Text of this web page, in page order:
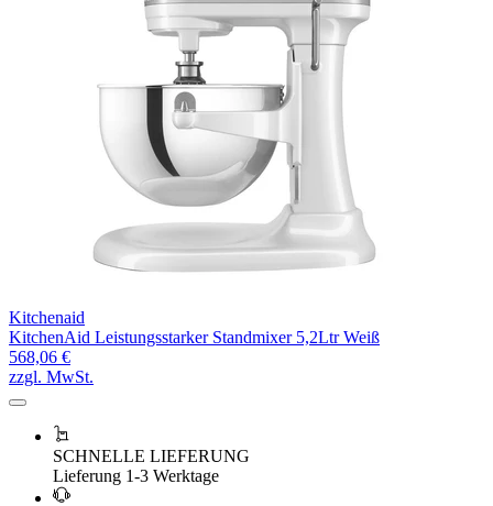
Kitchenaid
KitchenAid Leistungsstarker Standmixer 5,2Ltr Weiß
568,06 €
zzgl. MwSt.
SCHNELLE LIEFERUNG
Lieferung 1-3 Werktage